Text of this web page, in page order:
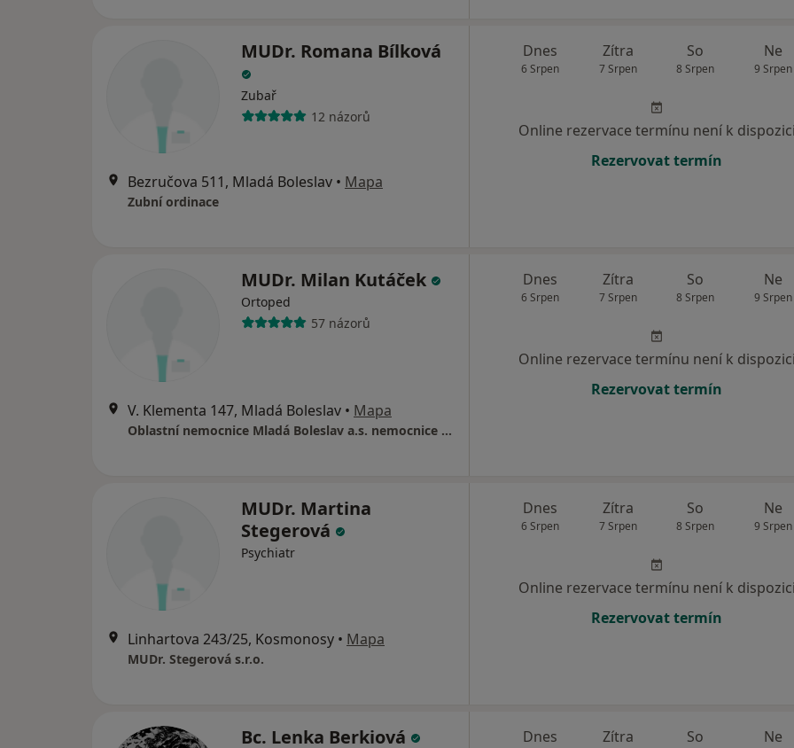
MUDr. Romana Bílková
Zubař
12 názorů
Bezručova 511, Mladá Boleslav • Mapa
Zubní ordinace
Dnes
6 Srpen
Zítra
7 Srpen
So
8 Srpen
Ne
9 Srpen
Online rezervace termínu není k dispozici
Rezervovat termín
MUDr. Milan Kutáček
Ortoped
57 názorů
V. Klementa 147, Mladá Boleslav • Mapa
Oblastní nemocnice Mladá Boleslav a.s. nemocnice Středočeského kraje
Dnes
6 Srpen
Zítra
7 Srpen
So
8 Srpen
Ne
9 Srpen
Online rezervace termínu není k dispozici
Rezervovat termín
MUDr. Martina
Stegerová
Psychiatr
Linhartova 243/25, Kosmonosy • Mapa
MUDr. Stegerová s.r.o.
Dnes
6 Srpen
Zítra
7 Srpen
So
8 Srpen
Ne
9 Srpen
Online rezervace termínu není k dispozici
Rezervovat termín
Bc. Lenka Berkiová Dnes Zítra So Ne